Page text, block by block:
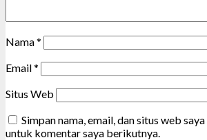
Nama*
Email*
Situs Web
Simpan nama, email, dan situs web
untuk komentar saya berikutnya.